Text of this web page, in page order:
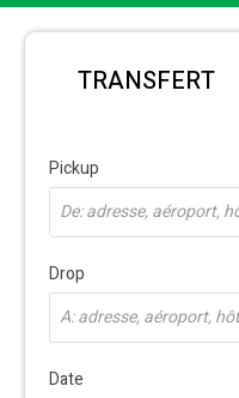
TRANSFERT
Pickup
De: adresse, aéroport,
Drop
À: adresse, aéroport,
Date